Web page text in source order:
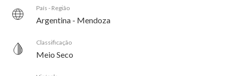
País - Região
Argentina - Mendoza
Classificação
Meio Seco